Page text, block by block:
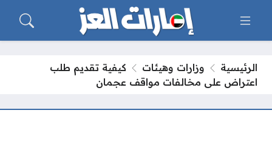
الرئيسية وزارات وهيئات
كيفية تقديم طلب
اعتراض على مخالفات مواقف عجمان